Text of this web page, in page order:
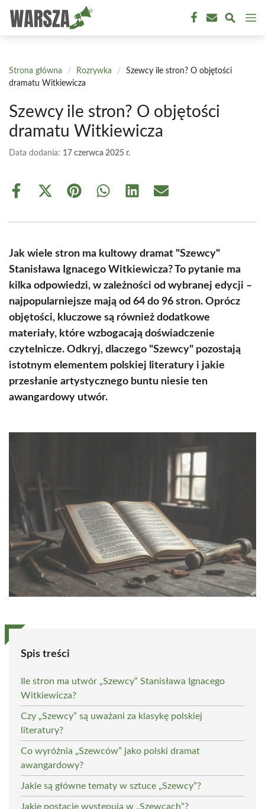
treści
Strona główna / Rozrywka /
Szewcy ile stron? O objętości
dramatu Witkiewicza
Szewcy ile stron? O objętości
dramatu Witkiewicza
Data dodania: 17 czerwca 2025 r.
Share
Share
(Twitter)
Share Share Share Share
Jak wiele stron ma kultowy dramat "Szewcy"
Stanisława Ignacego Witkiewicza? To pytanie ma
kilka odpowiedzi, w zależności od wybranej edycji –
najpopularniejsze mają od 64 do 96 stron. Oprócz
objętości, kluczowe są również dodatkowe
materiały, które wzbogacają doświadczenie
czytelnicze. Odkryj, dlaczego "Szewcy" pozostają
istotnym elementem polskiej literatury i jakie
przesłanie artystycznego buntu niesie ten
awangardowy utwór.
Spis treści
Ile stron ma utwór „Szewcy” Stanisława Ignacego
Witkiewicza?
Czy „Szewcy” są uważani za klasykę polskiej
literatury?
Co wyróżnia „Szewców” jako polski dramat
awangardowy?
Jakie są główne tematy w sztuce „Szewcy”?
Jakie postacie występują w „Szewcach”?